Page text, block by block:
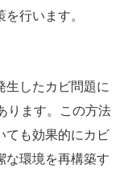
行います。
生したカビ問題に
ります。この方法
ても効果的にカビ
な環境を再構築す